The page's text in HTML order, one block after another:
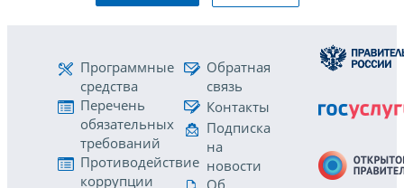
Программные
средства
Перечень
обязательных
требований
Противодействие
коррупции
Обратная
связь
Контакты
Подписка
на
новости